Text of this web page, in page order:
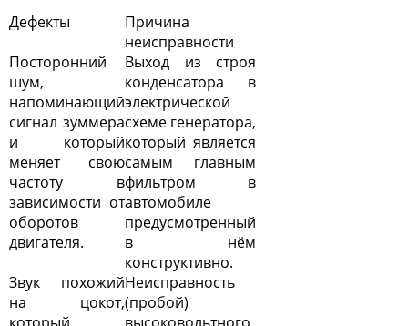
Дефекты
Причина
неисправности
Посторонний
шум,
напоминающий
сигнал зуммера
и который
меняет свою
частоту в
зависимости от
оборотов
двигателя.
Выход из строя
конденсатора в
электрической
схеме генератора,
который является
самым главным
фильтром в
автомобиле
предусмотренный
в нём
конструктивно.
Звук похожий
на цокот,
Неисправность
(пробой)